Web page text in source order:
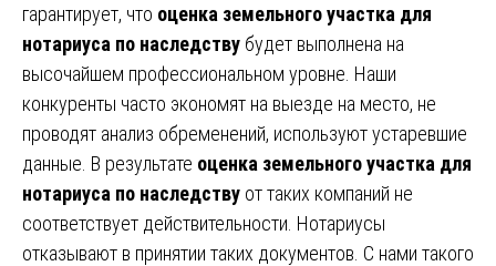
гарантирует, что оценка земельного участка для
нотариуса по наследству будет выполнена на
высочайшем профессиональном уровне. Наши
конкуренты часто экономят на выезде на место, не
проводят анализ обременений, используют устаревшие
данные. В результате оценка земельного участка для
нотариуса по наследству от таких компаний не
соответствует действительности. Нотариусы
отказывают в принятии таких документов. С нами такого